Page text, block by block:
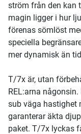
ström från den kan
magin ligger i hur
förenas sömlöst
speciella
mer dynamisk än
T/7x är, utan
REL:arna
sub väga hastighet
garanterar äkta
paket. T/7x lyckas